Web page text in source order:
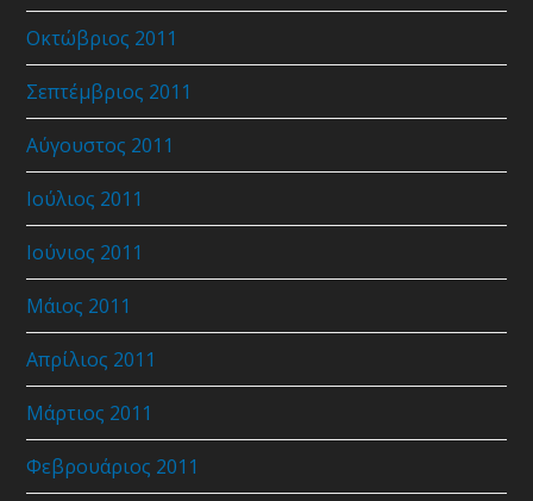
Οκτώβριος 2011
Σεπτέμβριος 2011
Αύγουστος 2011
Ιούλιος 2011
Ιούνιος 2011
Μάιος 2011
Απρίλιος 2011
Μάρτιος 2011
Φεβρουάριος 2011